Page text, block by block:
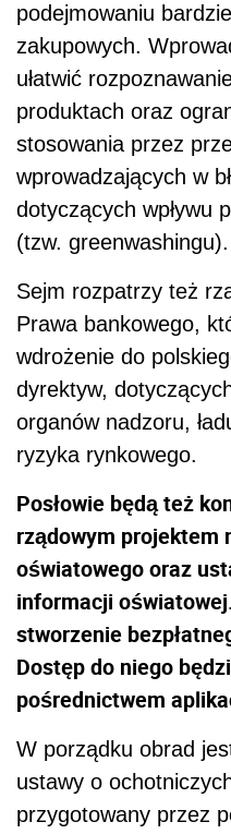
podejmowaniu
zakupowych.
ułatwić
produktach oraz
stosowania przez
wprowadzających w
dotyczących wpływu
(tzw. greenwashingu).
Sejm rozpatrzy też
Prawa bankowego,
wdrożenie do
dyrektyw,
organów nadzoru,
ryzyka rynkowego.
Posłowie będą też
rządowym projektem
oświatowego oraz
informacji
stworzenie
Dostęp do niego
pośrednictwem
W porządku obrad
ustawy o
przygotowany przez